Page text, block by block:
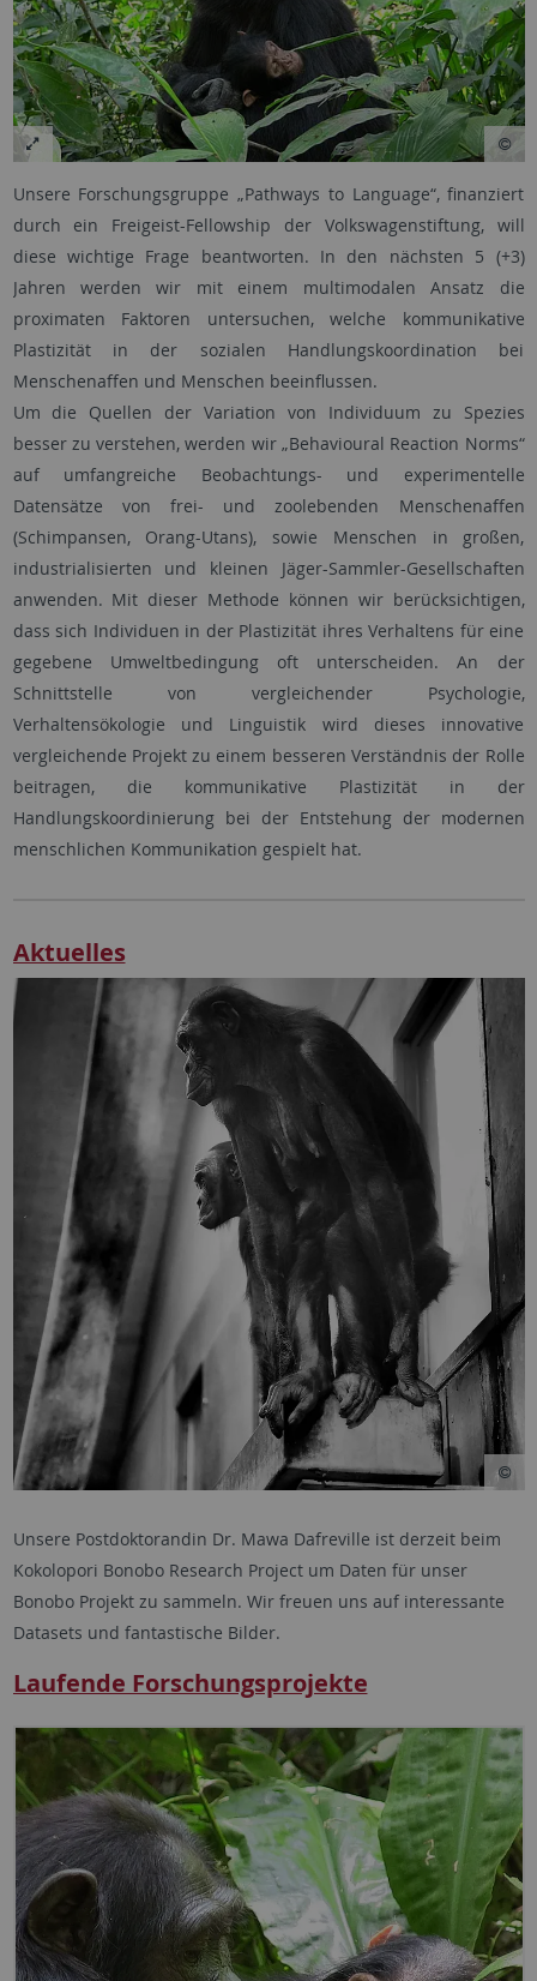
Unsere Forschungsgruppe „Pathways to Language“, finanziert
durch ein Freigeist-Fellowship der Volkswagenstiftung, will
diese wichtige Frage beantworten. In den nächsten 5 (+3)
Jahren werden wir mit einem multimodalen Ansatz die
proximaten Faktoren untersuchen, welche kommunikative
Plastizität in der sozialen Handlungskoordination bei
Menschenaffen und Menschen beeinflussen.
Um die Quellen der Variation von Individuum zu Spezies
besser zu verstehen, werden wir „Behavioural Reaction Norms“
auf umfangreiche Beobachtungs- und experimentelle
Datensätze von frei- und zoolebenden Menschenaffen
(Schimpansen, Orang-Utans), sowie Menschen in großen,
industrialisierten und kleinen Jäger-Sammler-Gesellschaften
anwenden. Mit dieser Methode können wir berücksichtigen,
dass sich Individuen in der Plastizität ihres Verhaltens für eine
gegebene Umweltbedingung oft unterscheiden. An der
Schnittstelle von vergleichender Psychologie,
Verhaltensökologie und Linguistik wird dieses innovative
vergleichende Projekt zu einem besseren Verständnis der Rolle
beitragen, die kommunikative Plastizität in der
Handlungskoordinierung bei der Entstehung der modernen
menschlichen Kommunikation gespielt hat.
Aktuelles
Unsere Postdoktorandin Dr. Mawa Dafreville ist derzeit beim
Kokolopori Bonobo Research Project um Daten für unser
Bonobo Projekt zu sammeln. Wir freuen uns auf interessante
Datasets und fantastische Bilder.
Laufende Forschungsprojekte